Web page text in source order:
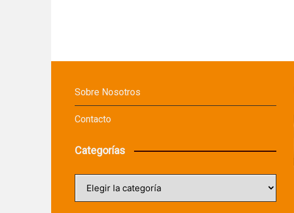
Sobre Nosotros
Contacto
Categorías